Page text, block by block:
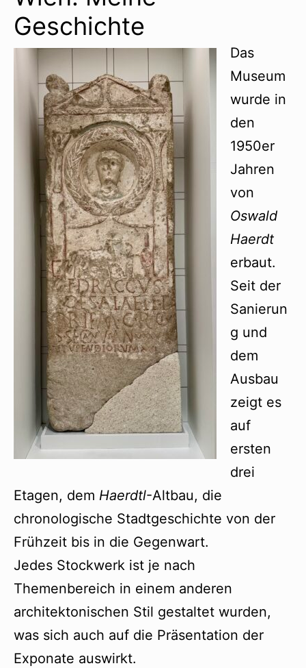
Geschichte
Das
Museum
wurde in
den
1950er
Jahren
von
Oswald
Haerdt
erbaut.
Seit der
Sanierun
g und
dem
Ausbau
zeigt es
auf
ersten
drei
Etagen, dem Haerdtl-Altbau, die
chronologische Stadtgeschichte von der
Frühzeit bis in die Gegenwart.
Jedes Stockwerk ist je nach
Themenbereich in einem anderen
architektonischen Stil gestaltet wurden,
was sich auch auf die Präsentation der
Exponate auswirkt.